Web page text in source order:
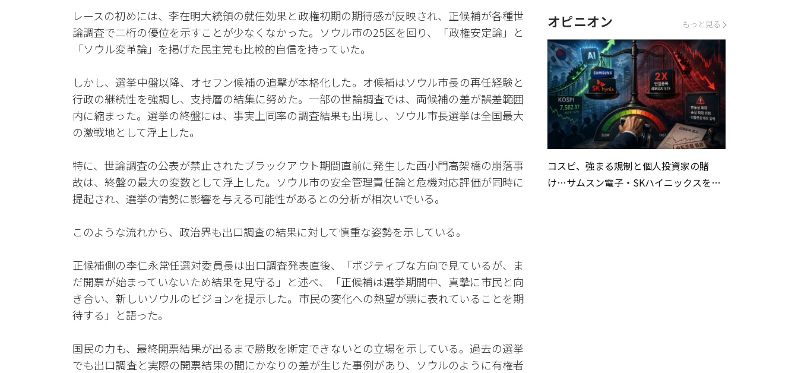
レースの初めには、李在明大統領の就任効果と政権初期の期待感が反映され、正候補が各種世
論調査で二桁の優位を示すことが少なくなかった。ソウル市の25区を回り、「政権安定論」と
「ソウル変革論」を掲げた民主党も比較的自信を持っていた。
しかし、選挙中盤以降、オセフン候補の追撃が本格化した。オ候補はソウル市長の再任経験と
行政の継続性を強調し、支持層の結集に努めた。一部の世論調査では、両候補の差が誤差範囲
内に縮まった。選挙の終盤には、事実上同率の調査結果も出現し、ソウル市長選挙は全国最大
の激戦地として浮上した。
特に、世論調査の公表が禁止されたブラックアウト期間直前に発生した西小門高架橋の崩落事
故は、終盤の最大の変数として浮上した。ソウル市の安全管理責任論と危機対応評価が同時に
提起され、選挙の情勢に影響を与える可能性があるとの分析が相次いでいる。
このような流れから、政治界も出口調査の結果に対して慎重な姿勢を示している。
正候補側の李仁永常任選対委員長は出口調査発表直後、「ポジティブな方向で見ているが、ま
だ開票が始まっていないため結果を見守る」と述べ、「正候補は選挙期間中、真摯に市民と向
き合い、新しいソウルのビジョンを提示した。市民の変化への熱望が票に表れていることを期
待する」と語った。
国民の力も、最終開票結果が出るまで勝敗を断定できないとの立場を示している。過去の選挙
でも出口調査と実際の開票結果の間にかなりの差が生じた事例があり、ソウルのように有権者
オピニオン もっと見る
コスピ、強まる規制と個人投資家の賭
け…サムスン電子・SKハイニックスを巡